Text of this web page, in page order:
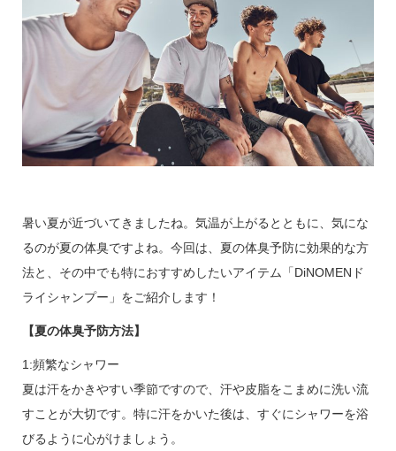
暑い夏が近づいてきましたね。気温が上がるとともに、気にな
るのが夏の体臭ですよね。今回は、夏の体臭予防に効果的な方
法と、その中でも特におすすめしたいアイテム「DiNOMENド
ライシャンプー」をご紹介します！
【夏の体臭予防方法】
1:頻繁なシャワー
夏は汗をかきやすい季節ですので、汗や皮脂をこまめに洗い流
すことが大切です。特に汗をかいた後は、すぐにシャワーを浴
びるように心がけましょう。